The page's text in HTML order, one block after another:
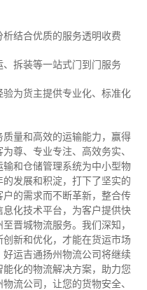
结合优质的服务透明收费
、拆装等一站式门到门服务
为货主提供专业化、标准化
质量和高效的运输能力，赢得
尊、专业专注、高效务实、
和仓储管理系统为中小型物
发展和积淀，打下了坚实的
的需求而不断革新，整合传
化技术平台，为客户提供快
晋城物流服务。 我们深知，
新和优化，才能在货运市场
好运吉通扬州物流公司将继续
化的物流解决方案，助力您
流公司，让您的货物安全、